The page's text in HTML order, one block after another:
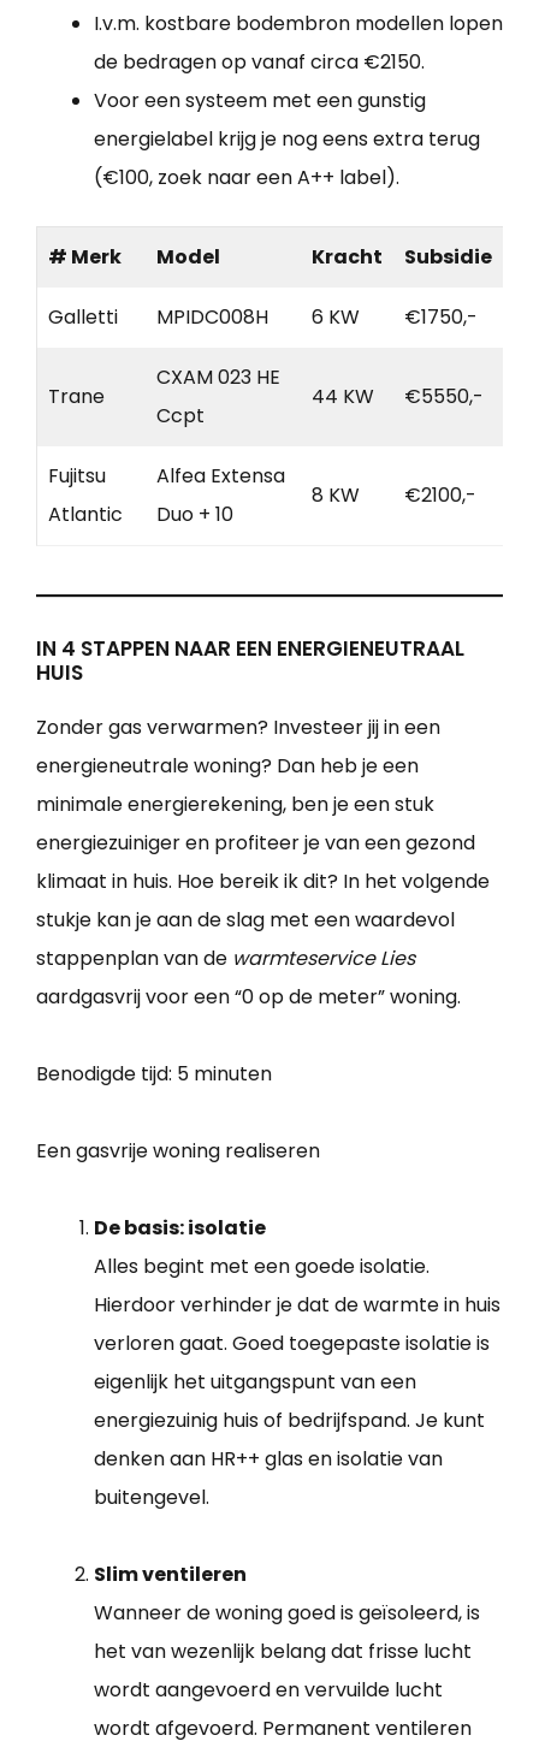
I.v.m. kostbare bodembron modellen lopen
de bedragen op vanaf circa €2150.
Voor een systeem met een gunstig
energielabel krijg je nog eens extra terug
(€100, zoek naar een A++ label).
# Merk Model Kracht Subsidie
Galletti MPIDC008H 6 KW €1750,-
Trane
CXAM 023 HE
Ccpt
44 KW €5550,-
Fujitsu
Atlantic
Alfea Extensa
Duo + 10
8 KW €2100,-
IN 4 STAPPEN NAAR EEN ENERGIENEUTRAAL
HUIS
Zonder gas verwarmen? Investeer jij in een
energieneutrale woning? Dan heb je een
minimale energierekening, ben je een stuk
energiezuiniger en profiteer je van een gezond
klimaat in huis. Hoe bereik ik dit? In het volgende
stukje kan je aan de slag met een waardevol
stappenplan van de warmteservice Lies
aardgasvrij voor een “0 op de meter” woning.
Benodigde tijd: 5 minuten
Een gasvrije woning realiseren
De basis: isolatie
Alles begint met een goede isolatie.
Hierdoor verhinder je dat de warmte in huis
verloren gaat. Goed toegepaste isolatie is
eigenlijk het uitgangspunt van een
energiezuinig huis of bedrijfspand. Je kunt
denken aan HR++ glas en isolatie van
buitengevel.
Slim ventileren
Wanneer de woning goed is geïsoleerd, is
het van wezenlijk belang dat frisse lucht
wordt aangevoerd en vervuilde lucht
wordt afgevoerd. Permanent ventileren